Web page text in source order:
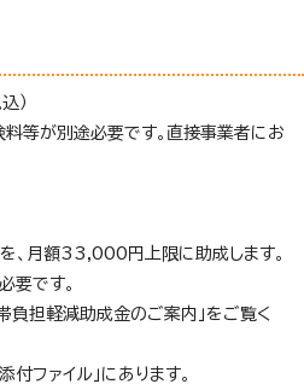
）
料等が別途必要です。直接事業者にお
、月額33,000円上限に助成します。
要です。
負担軽減助成金のご案内」をご覧く
付ファイル」にあります。